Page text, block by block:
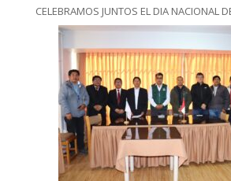
CELEBRAMOS JUNTOS EL DIA NACIONAL